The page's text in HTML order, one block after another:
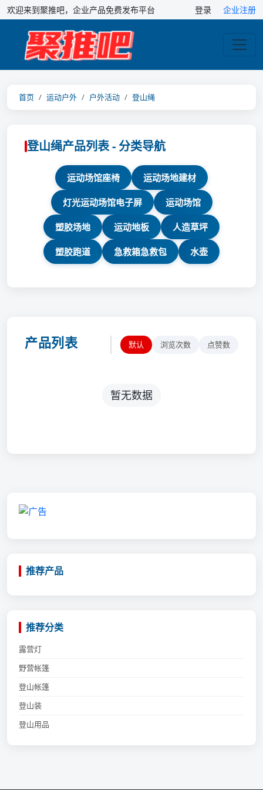
欢迎来到聚推吧，企业产品免费发布平台 登录 企业注册
首页 运动户外 户外活动 登山绳
登山绳产品列表 - 分类导航
运动场馆座椅 运动场地建材
灯光运动场馆电子屏 运动场馆
塑胶场地 运动地板 人造草坪
塑胶跑道 急救箱急救包 水壶
产品列表 默认 浏览次数 点赞数
暂无数据
推荐产品
推荐分类
露营灯
野营帐篷
登山帐篷
登山装
登山用品